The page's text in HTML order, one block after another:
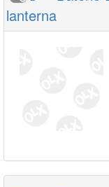
lanterna